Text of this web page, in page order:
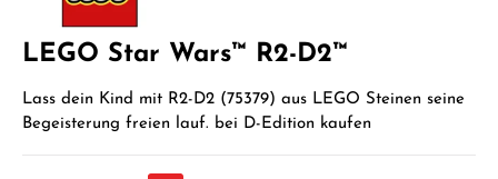
LEGO Star Wars™ R2-D2™
Lass dein Kind mit R2-D2 (75379) aus LEGO Steinen seine
Begeisterung freien lauf. bei D-Edition kaufen